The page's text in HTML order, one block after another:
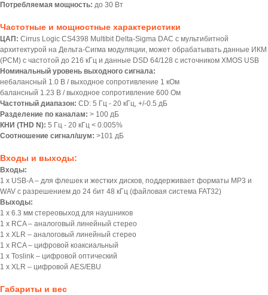
Потребляемая мощность: до 30 Вт
Частотные и мощностные характеристики
ЦАП: Cirrus Logic CS4398 Multibit Delta-Sigma DAC с мультибитной
архитектурой на Дельта-Сигма модуляции, может обрабатывать данныe ИКМ
(PCM) с частотой до 216 кГц и данные DSD 64/128 с источником XMOS USB
Номинальный уровень выходного сигнала:
небалансный 1.0 В / выходное сопротивление 1 кОм
балансный 1.23 В / выходное сопротивление 600 Ом
Частотный диапазон: CD: 5 Гц - 20 кГц, +/-0.5 дБ
Разделение по каналам: > 100 дБ
КНИ (THD N): 5 Гц - 20 кГц < 0.005%
Соотношение сигнал/шум: >101 дБ
Входы и выходы:
Входы:
1 х USB-A – для флешек и жестких дисков, поддерживает форматы MP3 и
WAV с разрешением до 24 бит 48 кГц (файловая система FAT32)
Выходы:
1 х 6.3 мм стереовыход для наушников
1 х RCA – аналоговый линейный стерео
1 х XLR – аналоговый линейный стерео
1 х RCA – цифровой коаксиальный
1 х Toslink – цифровой оптический
1 х XLR – цифровой AES/EBU
Габариты и вес